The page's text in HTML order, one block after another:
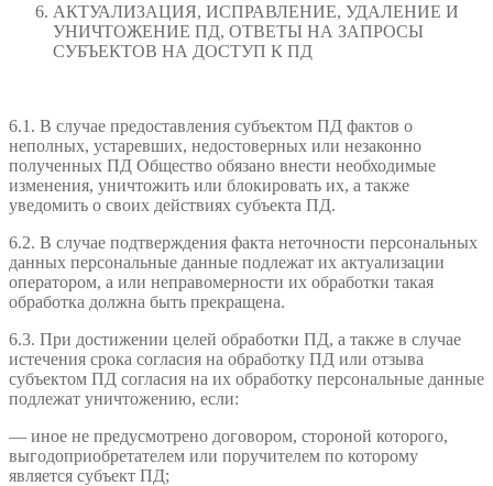
АКТУАЛИЗАЦИЯ, ИСПРАВЛЕНИЕ, УДАЛЕНИЕ И
УНИЧТОЖЕНИЕ ПД, ОТВЕТЫ НА ЗАПРОСЫ
СУБЪЕКТОВ НА ДОСТУП К ПД
6.1. В случае предоставления субъектом ПД фактов о
неполных, устаревших, недостоверных или незаконно
полученных ПД Общество обязано внести необходимые
изменения, уничтожить или блокировать их, а также
уведомить о своих действиях субъекта ПД.
6.2. В случае подтверждения факта неточности персональных
данных персональные данные подлежат их актуализации
оператором, а или неправомерности их обработки такая
обработка должна быть прекращена.
6.3. При достижении целей обработки ПД, а также в случае
истечения срока согласия на обработку ПД или отзыва
субъектом ПД согласия на их обработку персональные данные
подлежат уничтожению, если:
— иное не предусмотрено договором, стороной которого,
выгодоприобретателем или поручителем по которому
является субъект ПД;